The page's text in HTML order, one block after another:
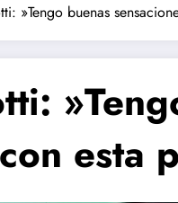
»Tengo buenas
esta